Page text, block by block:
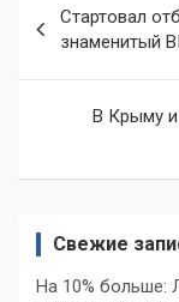
по
записям
Стартовал
знаменитый
В Крыму и
Свежие
На 10% больше: